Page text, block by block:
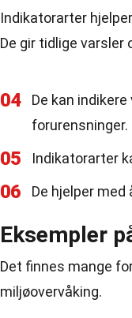
Indikatorarter
De gir tidlige varsler
04
De kan
forurensninger.
05 Indikatorarter
06 De hjelper
Eksempler
Det finnes mange
miljøovervåking.